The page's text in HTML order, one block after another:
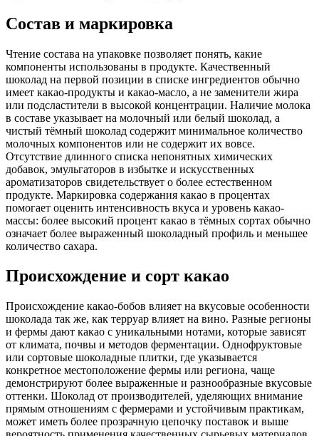
Состав и маркировка
Чтение состава на упаковке позволяет понять, какие
компоненты использованы в продукте. Качественный
шоколад на первой позиции в списке ингредиентов обычно
имеет какао-продукты и какао-масло, а не заменители жира
или подсластители в высокой концентрации. Наличие молока
в составе указывает на молочный или белый шоколад, а
чистый тёмный шоколад содержит минимальное количество
молочных компонентов или не содержит их вовсе.
Отсутствие длинного списка непонятных химических
добавок, эмульгаторов в избытке и искусственных
ароматизаторов свидетельствует о более естественном
продукте. Маркировка содержания какао в процентах
помогает оценить интенсивность вкуса и уровень какао-
массы: более высокий процент какао в тёмных сортах обычно
означает более выраженный шоколадный профиль и меньшее
количество сахара.
Происхождение и сорт какао
Происхождение какао-бобов влияет на вкусовые особенности
шоколада так же, как терруар влияет на вино. Разные регионы
и фермы дают какао с уникальными нотами, которые зависят
от климата, почвы и методов ферментации. Однофруктовые
или сортовые шоколадные плитки, где указывается
конкретное местоположение фермы или региона, чаще
демонстрируют более выраженные и разнообразные вкусовые
оттенки. Шоколад от производителей, уделяющих внимание
прямым отношениям с фермерами и устойчивым практикам,
может иметь более прозрачную цепочку поставок и выше